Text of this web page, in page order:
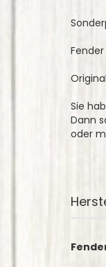
Sie
Dann
oder